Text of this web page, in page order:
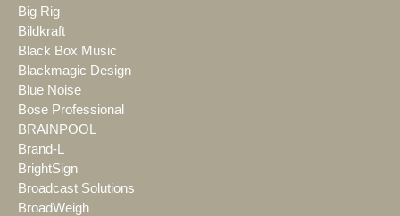
Big Rig
Bildkraft
Black Box Music
Blackmagic Design
Blue Noise
Bose Professional
BRAINPOOL
Brand-L
BrightSign
Broadcast Solutions
BroadWeigh